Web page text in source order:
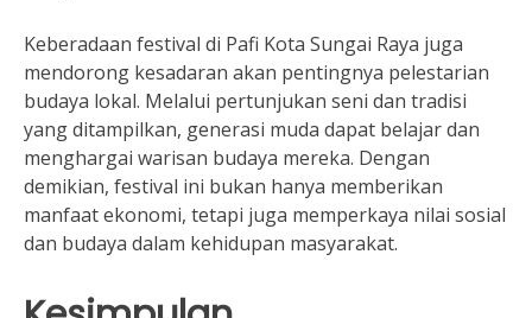
Keberadaan festival di Pafi Kota Sungai Raya juga
mendorong kesadaran akan pentingnya pelestarian
budaya lokal. Melalui pertunjukan seni dan tradisi
yang ditampilkan, generasi muda dapat belajar dan
menghargai warisan budaya mereka. Dengan
demikian, festival ini bukan hanya memberikan
manfaat ekonomi, tetapi juga memperkaya nilai sosial
dan budaya dalam kehidupan masyarakat.